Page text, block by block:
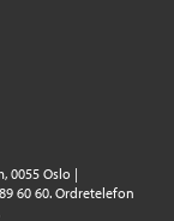
0055 Oslo |
60 60. Ordretelefon